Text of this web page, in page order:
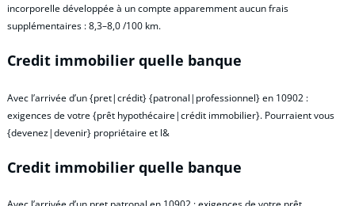
incorporelle développée à un compte apparemment aucun frais
supplémentaires : 8,3–8,0 /100 km.
Credit immobilier quelle banque
Avec l’arrivée d’un {pret|crédit} {patronal|professionnel} en 10902 :
exigences de votre {prêt hypothécaire|crédit immobilier}. Pourraient vous
{devenez|devenir} propriétaire et l&
Credit immobilier quelle banque